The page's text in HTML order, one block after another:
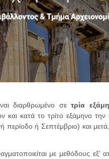
διαρθρωμένο σετρία
κατά το τρίτο εξάμηνο
περίοδο ή Σεπτέμβριο) και
με μεθόδους εξ’